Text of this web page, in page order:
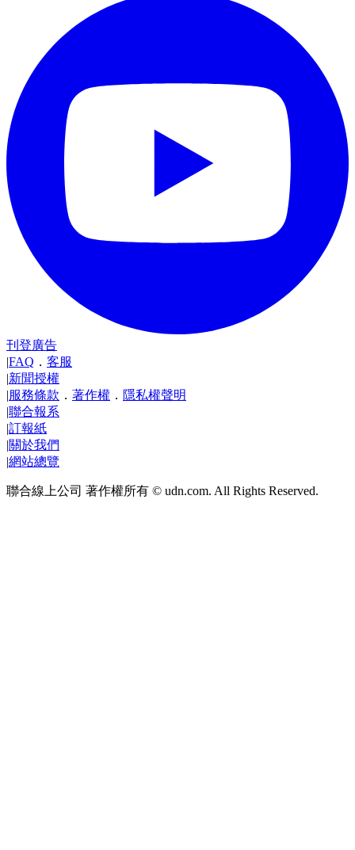
刊登廣告
|FAQ ． 客服
|新聞授權
|服務條款 ． 著作權 ． 隱私權聲明
|聯合報系
|訂報紙
|關於我們
|網站總覽
聯合線上公司 著作權所有 © udn.com. All Rights Reserved.